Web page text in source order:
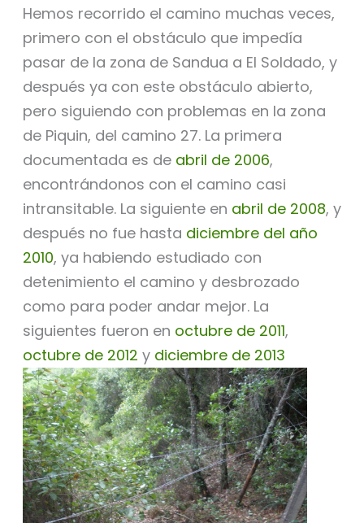
Hemos recorrido el camino muchas veces,
primero con el obstáculo que impedía
pasar de la zona de Sandua a El Soldado, y
después ya con este obstáculo abierto,
pero siguiendo con problemas en la zona
de Piquin, del camino 27. La primera
documentada es de abril de 2006,
encontrándonos con el camino casi
intransitable. La siguiente en abril de 2008, y
después no fue hasta diciembre del año
2010, ya habiendo estudiado con
detenimiento el camino y desbrozado
como para poder andar mejor. La
siguientes fueron en octubre de 2011,
octubre de 2012 y diciembre de 2013